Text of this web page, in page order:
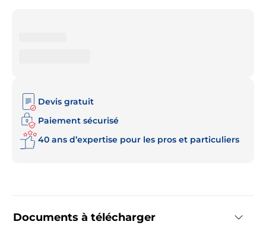
Documents à télécharger
Devis gratuit
Paiement sécurisé
40 ans d’expertise pour les pros et particuliers